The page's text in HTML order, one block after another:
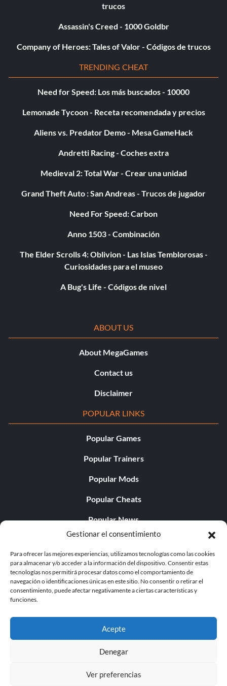
Gestionar el consentimiento
Para ofrecer las mejores experiencias, utilizamos tecnologías como las cookies
para almacenar y/o acceder a la información del dispositivo. Consentir estas
tecnologías nos permitirá procesar datos como el comportamiento de
navegación o identificaciones únicas en este sitio. No consentir o retirar el
consentimiento, puede afectar negativamente a ciertas características y
funciones.
Acepte
Denegar
Ver preferencias
trucos
Assassin's Creed - 1000 Goldbr
Company of Heroes: Tales of Valor - Códigos de trucos
TRENDING CHEAT
Need for Speed: Los más buscados - 10000
Lemonade Tycoon - Receta recomendada y precios
Aliens vs. Predator Demo - Mesa GameHack
Andretti Racing - Coches extra
Medieval 2: Total War - Crear una unidad
Grand Theft Auto : San Andreas - Trucos de jugador
Need For Speed: Carbon
Anno 1503 - Combinación
The Elder Scrolls 4: Oblivion - Las Islas Temblorosas -
Curiosidades para el museo
A Bug's Life - Códigos de nivel
ABOUT US
About MegaGames
Contact us
Disclaimer
POPULAR LINKS
Popular Games
Popular Trainers
Popular Mods
Popular Cheats
Popular News
Popular Editorials
Popular Free Games
LATEST UPDATES